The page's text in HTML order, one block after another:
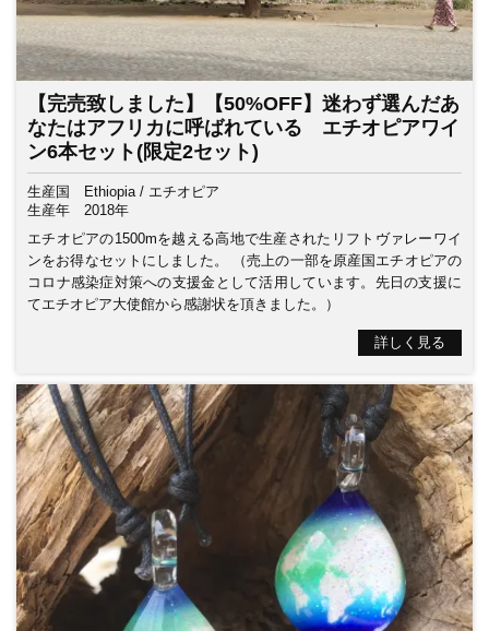
【完売致しました】【50%OFF】迷わず選んだあ
なたはアフリカに呼ばれている エチオピアワイ
ン6本セット(限定2セット)
生産国
Ethiopia / エチオピア
生産年
2018年
エチオピアの1500mを越える高地で生産されたリフトヴァレーワイ
ンをお得なセットにしました。 （売上の一部を原産国エチオピアの
コロナ感染症対策への支援金として活用しています。先日の支援に
てエチオピア大使館から感謝状を頂きました。）
詳しく見る